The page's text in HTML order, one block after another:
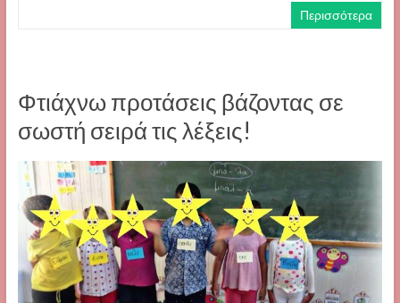
Περισσότερα
Φτιάχνω προτάσεις βάζοντας σε
σωστή σειρά τις λέξεις!